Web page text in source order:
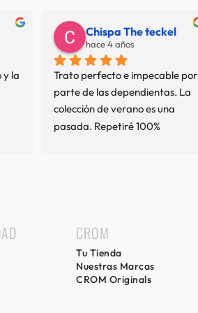
y la
Chispa The teckel
hace 4 años
Trato perfecto e impecable por
parte de las dependientas. La
colección de verano es una
pasada. Repetiré 100%
CROM
Tu Tienda
Nuestras Marcas
CROM Originals